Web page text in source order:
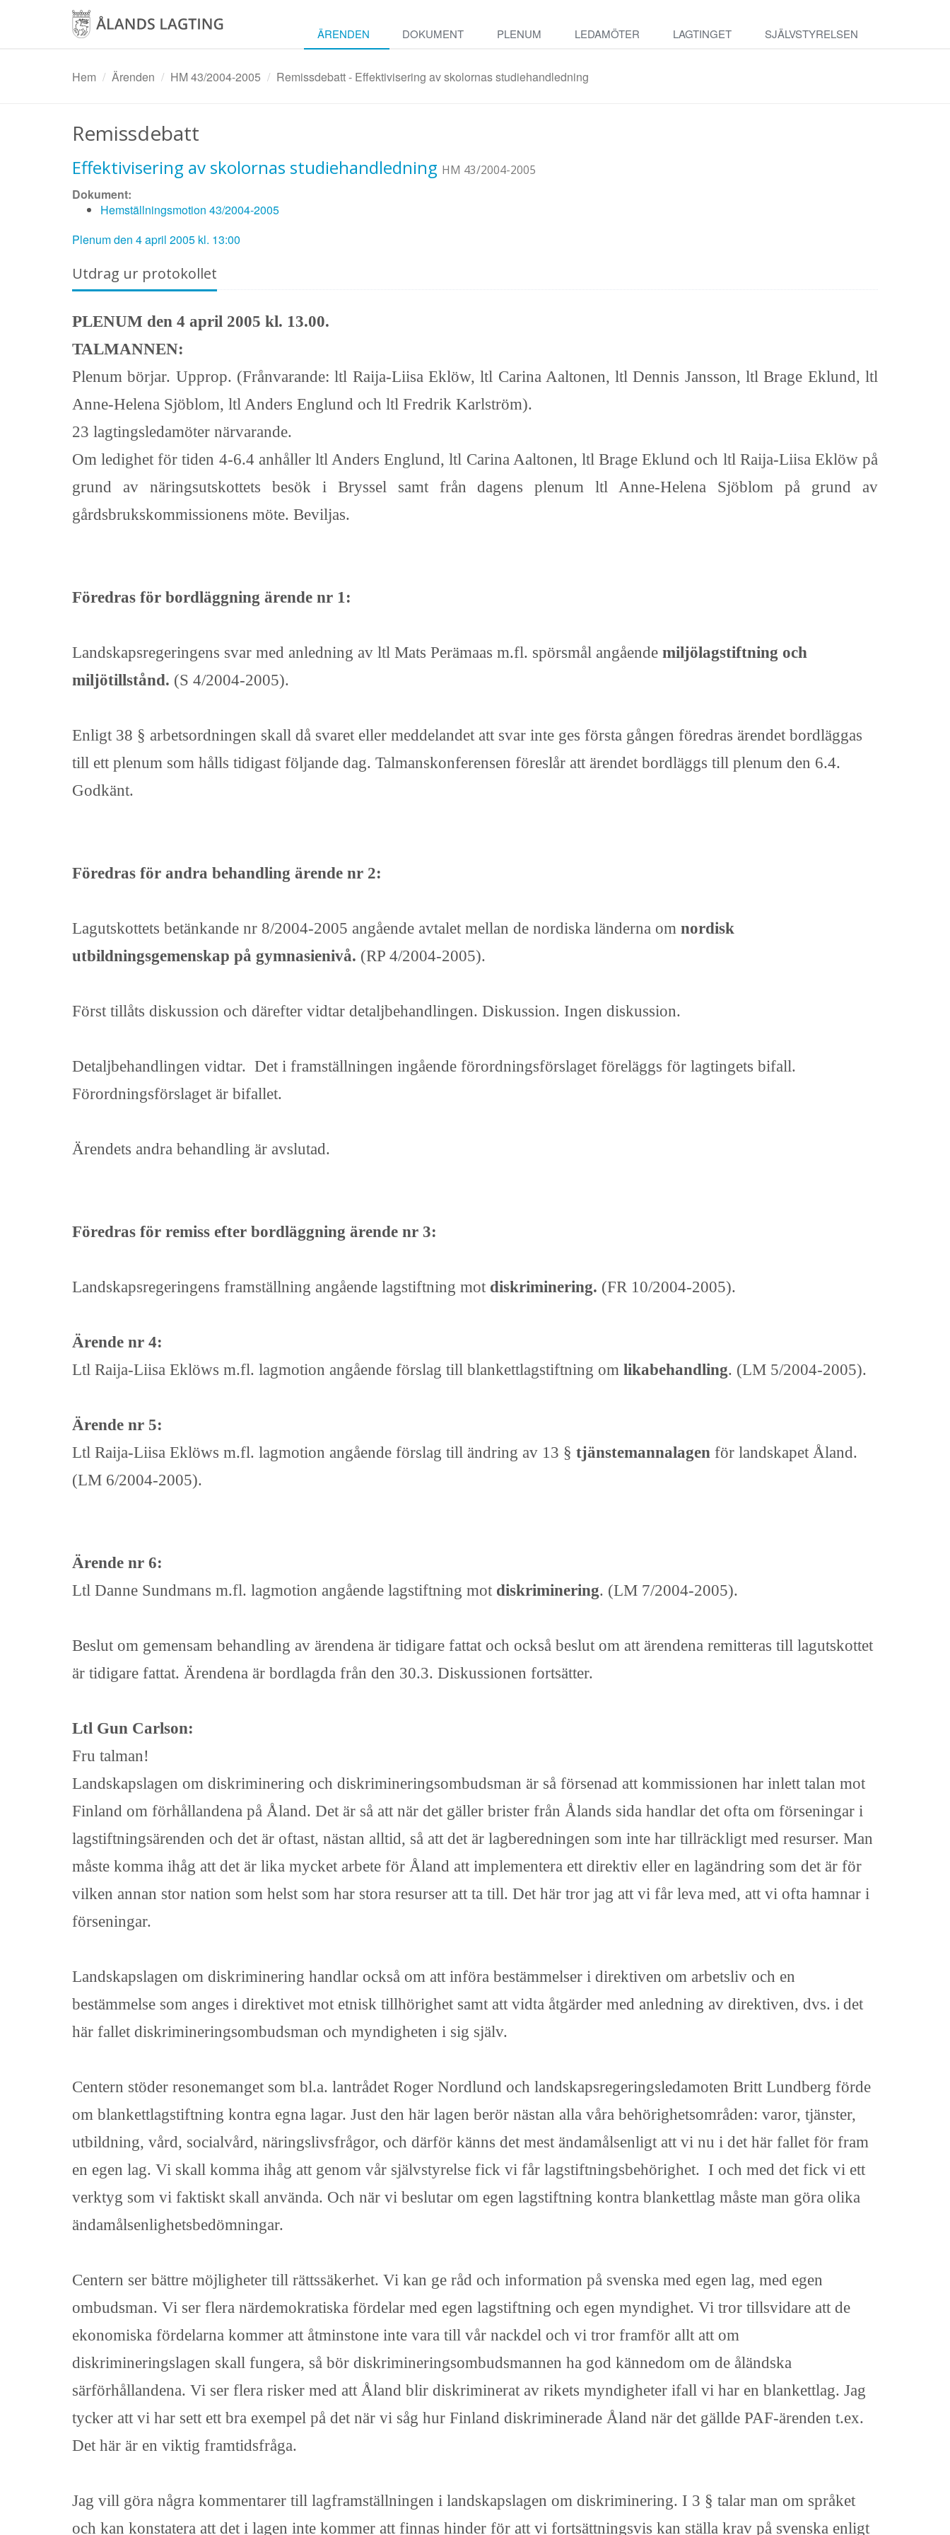
ÄRENDEN DOKUMENT PLENUM LEDAMÖTER LAGTINGET SJÄLVSTYRELSEN
Hem Ärenden HM 43/2004-2005 Remissdebatt - Effektivisering av skolornas studiehandledning
Remissdebatt
Effektivisering av skolornas studiehandledning HM 43/2004-2005
Dokument:
Hemställningsmotion 43/2004-2005
Plenum den 4 april 2005 kl. 13:00
Utdrag ur protokollet
PLENUM den 4 april 2005 kl. 13.00.
TALMANNEN:
Plenum börjar. Upprop. (Frånvarande: ltl Raija-Liisa Eklöw, ltl Carina Aaltonen, ltl Dennis Jansson, ltl Brage Eklund, ltl
Anne-Helena Sjöblom, ltl Anders Englund och ltl Fredrik Karlström).
23 lagtingsledamöter närvarande.
Om ledighet för tiden 4-6.4 anhåller ltl Anders Englund, ltl Carina Aaltonen, ltl Brage Eklund och ltl Raija-Liisa Eklöw på
grund av näringsutskottets besök i Bryssel samt från dagens plenum ltl Anne-Helena Sjöblom på grund av
gårdsbrukskommissionens möte. Beviljas.
Föredras för bordläggning ärende nr 1:
Landskapsregeringens svar med anledning av ltl Mats Perämaas m.fl. spörsmål angående miljölagstiftning och
miljötillstånd. (S 4/2004-2005).
Enligt 38 § arbetsordningen skall då svaret eller meddelandet att svar inte ges första gången föredras ärendet bordläggas
till ett plenum som hålls tidigast följande dag. Talmanskonferensen föreslår att ärendet bordläggs till plenum den 6.4.
Godkänt.
Föredras för andra behandling ärende nr 2:
Lagutskottets betänkande nr 8/2004-2005 angående avtalet mellan de nordiska länderna om nordisk
utbildningsgemenskap på gymnasienivå. (RP 4/2004-2005).
Först tillåts diskussion och därefter vidtar detaljbehandlingen. Diskussion. Ingen diskussion.
Detaljbehandlingen vidtar. Det i framställningen ingående förordningsförslaget föreläggs för lagtingets bifall.
Förordningsförslaget är bifallet.
Ärendets andra behandling är avslutad.
Föredras för remiss efter bordläggning ärende nr 3:
Landskapsregeringens framställning angående lagstiftning mot diskriminering. (FR 10/2004-2005).
Ärende nr 4:
Ltl Raija-Liisa Eklöws m.fl. lagmotion angående förslag till blankettlagstiftning om likabehandling. (LM 5/2004-2005).
Ärende nr 5:
Ltl Raija-Liisa Eklöws m.fl. lagmotion angående förslag till ändring av 13 § tjänstemannalagen för landskapet Åland.
(LM 6/2004-2005).
Ärende nr 6:
Ltl Danne Sundmans m.fl. lagmotion angående lagstiftning mot diskriminering. (LM 7/2004-2005).
Beslut om gemensam behandling av ärendena är tidigare fattat och också beslut om att ärendena remitteras till lagutskottet
är tidigare fattat. Ärendena är bordlagda från den 30.3. Diskussionen fortsätter.
Ltl Gun Carlson:
Fru talman!
Landskapslagen om diskriminering och diskrimineringsombudsman är så försenad att kommissionen har inlett talan mot
Finland om förhållandena på Åland. Det är så att när det gäller brister från Ålands sida handlar det ofta om förseningar i
lagstiftningsärenden och det är oftast, nästan alltid, så att det är lagberedningen som inte har tillräckligt med resurser. Man
måste komma ihåg att det är lika mycket arbete för Åland att implementera ett direktiv eller en lagändring som det är för
vilken annan stor nation som helst som har stora resurser att ta till. Det här tror jag att vi får leva med, att vi ofta hamnar i
förseningar.
Landskapslagen om diskriminering handlar också om att införa bestämmelser i direktiven om arbetsliv och en
bestämmelse som anges i direktivet mot etnisk tillhörighet samt att vidta åtgärder med anledning av direktiven, dvs. i det
här fallet diskrimineringsombudsman och myndigheten i sig själv.
Centern stöder resonemanget som bl.a. lantrådet Roger Nordlund och landskapsregeringsledamoten Britt Lundberg förde
om blankettlagstiftning kontra egna lagar. Just den här lagen berör nästan alla våra behörighetsområden: varor, tjänster,
utbildning, vård, socialvård, näringslivsfrågor, och därför känns det mest ändamålsenligt att vi nu i det här fallet för fram
en egen lag. Vi skall komma ihåg att genom vår självstyrelse fick vi får lagstiftningsbehörighet. I och med det fick vi ett
verktyg som vi faktiskt skall använda. Och när vi beslutar om egen lagstiftning kontra blankettlag måste man göra olika
ändamålsenlighetsbedömningar.
Centern ser bättre möjligheter till rättssäkerhet. Vi kan ge råd och information på svenska med egen lag, med egen
ombudsman. Vi ser flera närdemokratiska fördelar med egen lagstiftning och egen myndighet. Vi tror tillsvidare att de
ekonomiska fördelarna kommer att åtminstone inte vara till vår nackdel och vi tror framför allt att om
diskrimineringslagen skall fungera, så bör diskrimineringsombudsmannen ha god kännedom om de åländska
särförhållandena. Vi ser flera risker med att Åland blir diskriminerat av rikets myndigheter ifall vi har en blankettlag. Jag
tycker att vi har sett ett bra exempel på det när vi såg hur Finland diskriminerade Åland när det gällde PAF-ärenden t.ex.
Det här är en viktig framtidsfråga.
Jag vill göra några kommentarer till lagframställningen i landskapslagen om diskriminering. I 3 § talar man om språket
och kan konstatera att det i lagen inte kommer att finnas hinder för att vi fortsättningsvis kan ställa krav på svenska enligt